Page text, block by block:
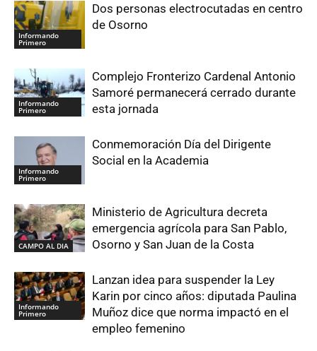
Informando
Primero
Dos personas electrocutadas en centro
de Osorno
Informando
Primero
Complejo Fronterizo Cardenal Antonio
Samoré permanecerá cerrado durante
esta jornada
Informando
Primero
Conmemoración Día del Dirigente
Social en la Academia
CAMPO AL DIA
Ministerio de Agricultura decreta
emergencia agrícola para San Pablo,
Osorno y San Juan de la Costa
Informando
Primero
Lanzan idea para suspender la Ley
Karin por cinco años: diputada Paulina
Muñoz dice que norma impactó en el
empleo femenino